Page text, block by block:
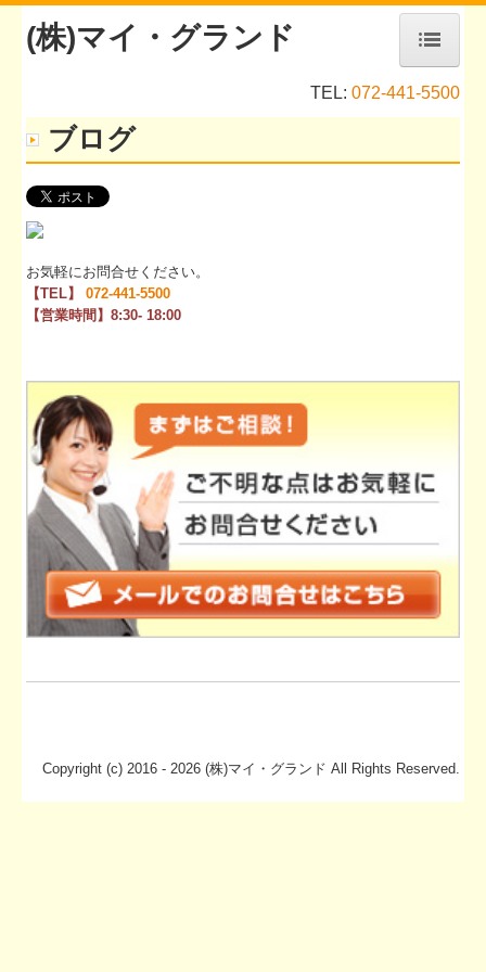
リフォームの流れ
リフォームメニュー
こだわり
会社案内
営業エリア
工務店紹介
ブログ
お客様の声
よくある質問
採用情報
(株)マイ・グランド
TEL: 072-441-5500
ブログ
お気軽にお問合せください。
【TEL】072-441-5500
【営業時間】8:30- 18:00
Copyright (c) 2016 - 2026 (株)マイ・グランド All Rights Reserved.